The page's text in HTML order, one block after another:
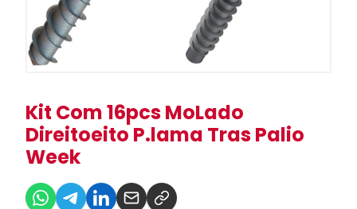
Kit Com 16pcs MoLado
Direitoeito P.lama Tras Palio
Week